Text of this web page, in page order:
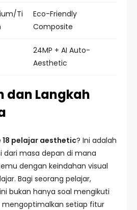
Ti
Eco-Friendly
Composite
24MP + AI Auto-
Aesthetic
dan Langkah
18 pelajar aesthetic? Ini adalah
dari masa depan di mana
dengan keindahan visual
Bagi seorang pelajar,
bukan hanya soal mengikuti
setiap fitur